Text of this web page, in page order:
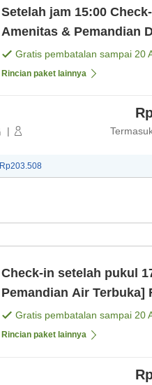
Setelah jam 15:00
Gratis pembatalan sampai 20
Rincian paket lainnya
|
Rp203.508
Check-in setelah pukul
Pemandian Air Terbuka]
obat mandi
Gratis pembatalan sampai 20
Rincian paket lainnya